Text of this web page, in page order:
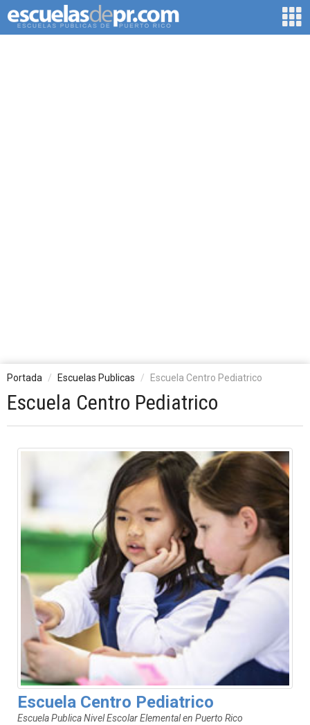
Portada Escuelas Publicas Escuela Centro Pediatrico
Escuela Centro Pediatrico
Escuela Centro Pediatrico
Escuela Publica Nivel Escolar Elemental en Puerto Rico